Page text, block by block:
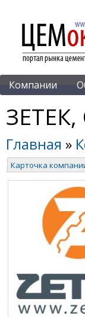
Компании
Главная »
Карточка